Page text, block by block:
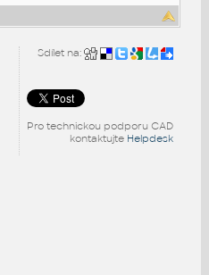
Sdílet na:
Pro technickou podporu CAD
kontaktujte Helpdesk